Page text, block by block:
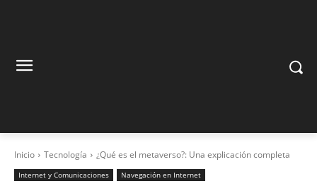
Inicio Tecnología ¿Qué es el metaverso?: Una explicación completa
Internet y Comunicaciones Navegación en Internet